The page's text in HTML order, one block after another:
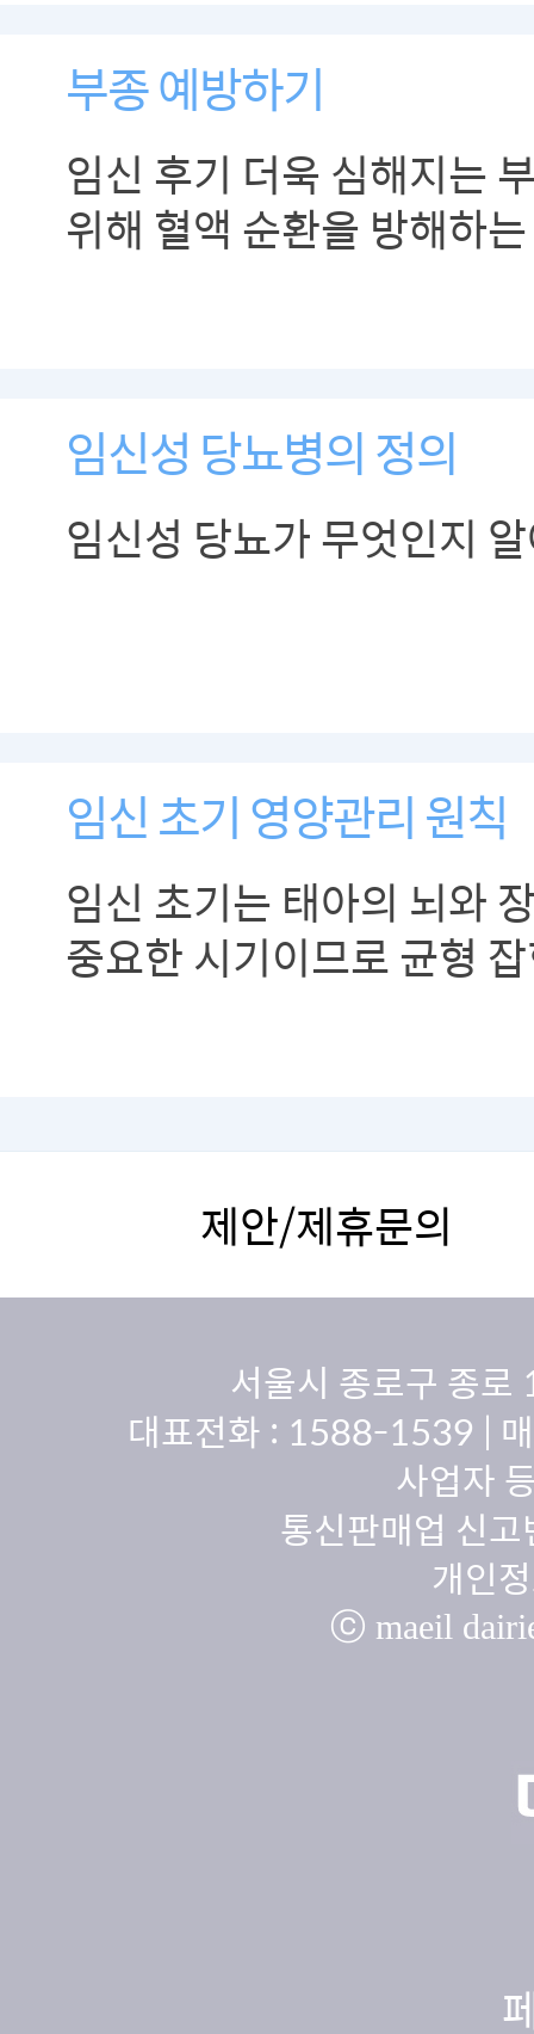
부종 예방하기
임신 후기 더욱 심해지는
위해 혈액 순환을 방해하
임신성 당뇨병의 정의
임신성 당뇨가 무엇인지
임신 초기 영양관리 원칙
임신 초기는 태아의 뇌와
중요한 시기이므로 균형
제안/제휴문의
서울시 종로구 종
대표전화 : 1588-1539 |
사업자
통신판매업 신
개인
ⓒ maeil